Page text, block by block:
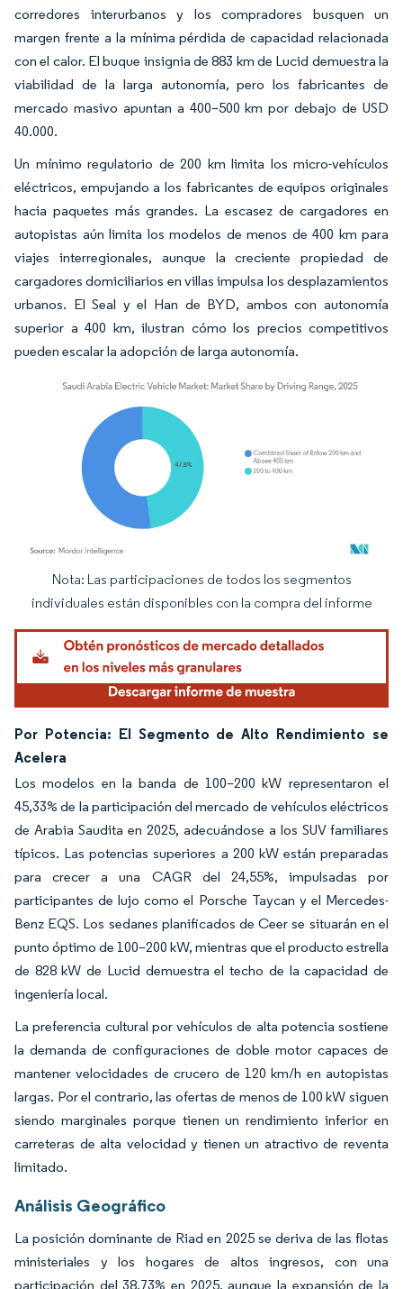
corredores interurbanos y los compradores busquen un
margen frente a la mínima pérdida de capacidad relacionada
con el calor. El buque insignia de 883 km de Lucid demuestra la
viabilidad de la larga autonomía, pero los fabricantes de
mercado masivo apuntan a 400–500 km por debajo de USD
40.000.
Un mínimo regulatorio de 200 km limita los micro-vehículos
eléctricos, empujando a los fabricantes de equipos originales
hacia paquetes más grandes. La escasez de cargadores en
autopistas aún limita los modelos de menos de 400 km para
viajes interregionales, aunque la creciente propiedad de
cargadores domiciliarios en villas impulsa los desplazamientos
urbanos. El Seal y el Han de BYD, ambos con autonomía
superior a 400 km, ilustran cómo los precios competitivos
pueden escalar la adopción de larga autonomía.
Imagen © Mordor Intelligence. El uso requiere atribución según CC BY 4.0.
Nota: Las participaciones de todos los segmentos
individuales están disponibles con la compra del informe
Por Potencia: El Segmento de Alto Rendimiento se
Acelera
Los modelos en la banda de 100–200 kW representaron el
45,33% de la participación del mercado de vehículos eléctricos
de Arabia Saudita en 2025, adecuándose a los SUV familiares
típicos. Las potencias superiores a 200 kW están preparadas
para crecer a una CAGR del 24,55%, impulsadas por
participantes de lujo como el Porsche Taycan y el Mercedes-
Benz EQS. Los sedanes planificados de Ceer se situarán en el
punto óptimo de 100–200 kW, mientras que el producto estrella
de 828 kW de Lucid demuestra el techo de la capacidad de
ingeniería local.
La preferencia cultural por vehículos de alta potencia sostiene
la demanda de configuraciones de doble motor capaces de
mantener velocidades de crucero de 120 km/h en autopistas
largas. Por el contrario, las ofertas de menos de 100 kW siguen
siendo marginales porque tienen un rendimiento inferior en
carreteras de alta velocidad y tienen un atractivo de reventa
limitado.
Análisis Geográfico
La posición dominante de Riad en 2025 se deriva de las flotas
ministeriales y los hogares de altos ingresos, con una
participación del 38,73% en 2025, aunque la expansión de la